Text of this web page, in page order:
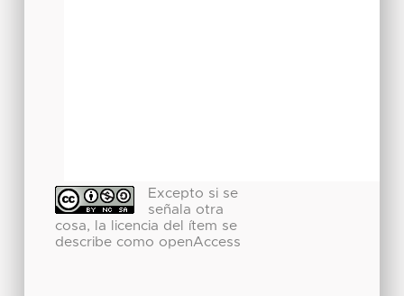
Excepto si se
señala otra
cosa, la licencia del ítem se
describe como openAccess